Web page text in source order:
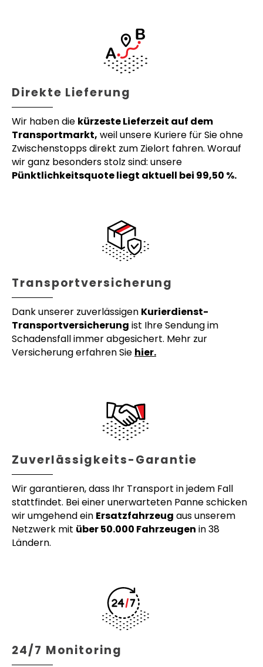
Direkte Lieferung
Wir haben die kürzeste Lieferzeit auf dem
Transportmarkt, weil unsere Kuriere für Sie ohne
Zwischenstopps direkt zum Zielort fahren. Worauf
wir ganz besonders stolz sind: unsere
Pünktlichkeitsquote liegt aktuell bei 99,50 %.
Transportversicherung
Dank unserer zuverlässigen Kurierdienst-
Transportversicherung ist Ihre Sendung im
Schadensfall immer abgesichert. Mehr zur
Versicherung erfahren Sie hier.
Zuverlässigkeits-Garantie
Wir garantieren, dass Ihr Transport in jedem Fall
stattfindet. Bei einer unerwarteten Panne schicken
wir umgehend ein Ersatzfahrzeug aus unserem
Netzwerk mit über 50.000 Fahrzeugen in 38
Ländern.
24/7 Monitoring